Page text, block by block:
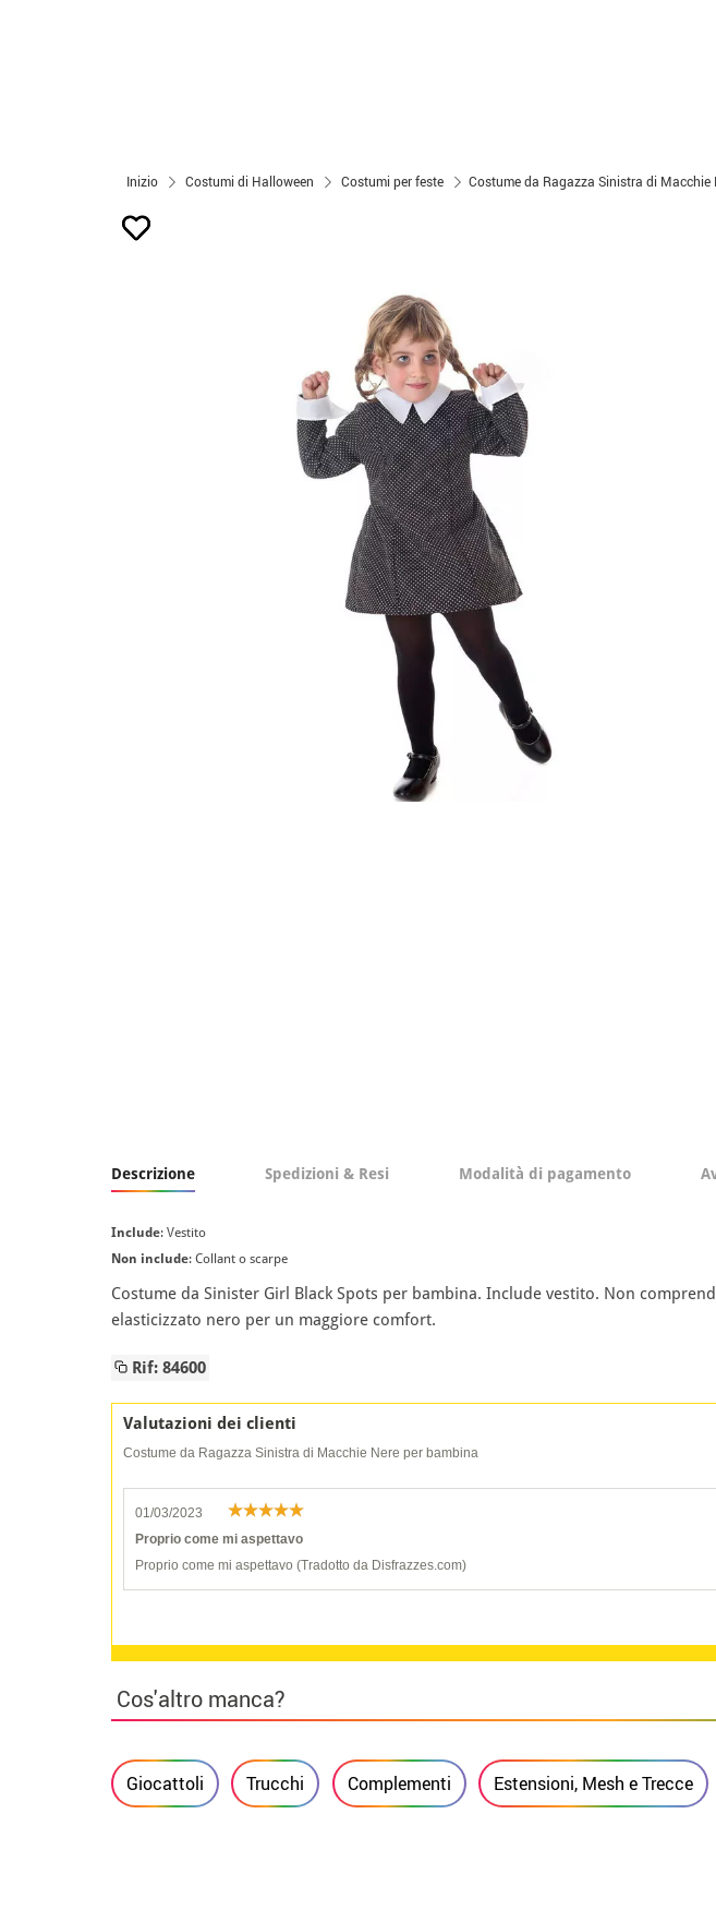
Inizio Costumi di Halloween Costumi per feste Costume da Ragazza Sinistra di Macchie
Descrizione Spedizioni & Resi Modalità di pagamento
Include: Vestito
Non include: Collant o scarpe
Costume da Sinister Girl Black Spots per bambina. Include vestito. Non
elasticizzato nero per un maggiore comfort.
Rif: 84600
Valutazioni dei clienti
Costume da Ragazza Sinistra di Macchie Nere per bambina
01/03/2023
Proprio come mi aspettavo
Proprio come mi aspettavo (Tradotto da Disfrazzes.com)
Cos'altro manca?
Giocattoli Trucchi Complementi Estensioni, Mesh e Trecce